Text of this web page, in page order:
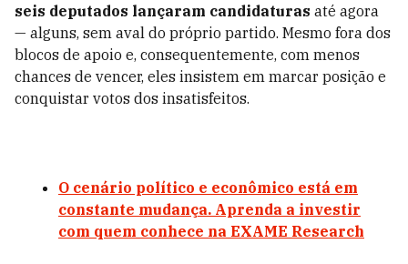
seis deputados lançaram candidaturas até agora
— alguns, sem aval do próprio partido. Mesmo fora dos
blocos de apoio e, consequentemente, com menos
chances de vencer, eles insistem em marcar posição e
conquistar votos dos insatisfeitos.
O cenário político e econômico está em
constante mudança. Aprenda a investir
com quem conhece na EXAME Research